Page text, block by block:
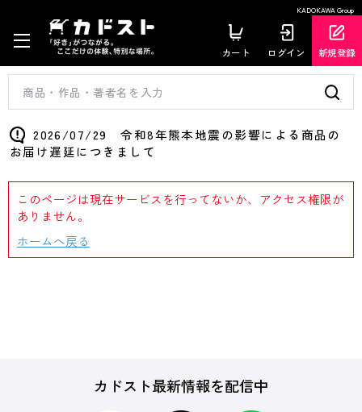
KADOKAWA Group
カート ログイン 新規登録
2026/07/29 令和8年熊本地震の影響による商品の
お届け遅延につきまして
このページは現在サービスを行ってないか、アクセス権限が
ありません。
ホームへ戻る
カドスト最新情報を配信中